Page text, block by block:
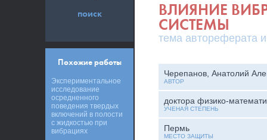
ВЛИЯНИЕ
СИСТЕМЫ
тема автореферата
Черепанов, Анатолий
АВТОР
доктора физико-
УЧЕНАЯ СТЕПЕНЬ
Пермь
МЕСТО ЗАЩИТЫ
поиск
Похожие работы
Экспериментальное
исследование
осредненного
поведения твердых
включений в полости
с жидкостью при
вибрациях